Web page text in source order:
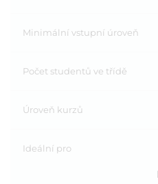
Minimální vstupní úroveň
Počet studentů ve třídě
Úroveň kurzů
Ideální pro